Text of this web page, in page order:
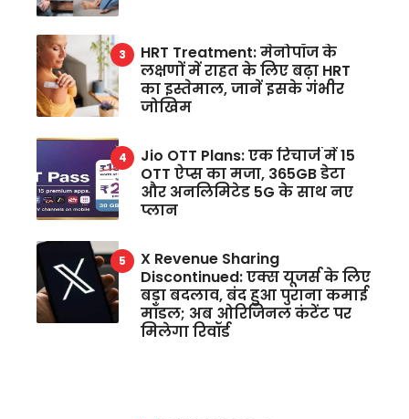
HRT Treatment: मेनोपॉज के
लक्षणों में राहत के लिए बढ़ा HRT
का इस्तेमाल, जानें इसके गंभीर
जोखिम
Jio OTT Plans: एक रिचार्ज में 15
OTT ऐप्स का मजा, 365GB डेटा
और अनलिमिटेड 5G के साथ नए
प्लान
X Revenue Sharing
Discontinued: एक्स यूजर्स के लिए
बड़ा बदलाव, बंद हुआ पुराना कमाई
मॉडल; अब ओरिजिनल कंटेंट पर
मिलेगा रिवॉर्ड